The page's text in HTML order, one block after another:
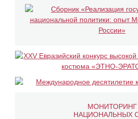
МОНИТОРИНГ
НАЦИОНАЛЬНЫХ